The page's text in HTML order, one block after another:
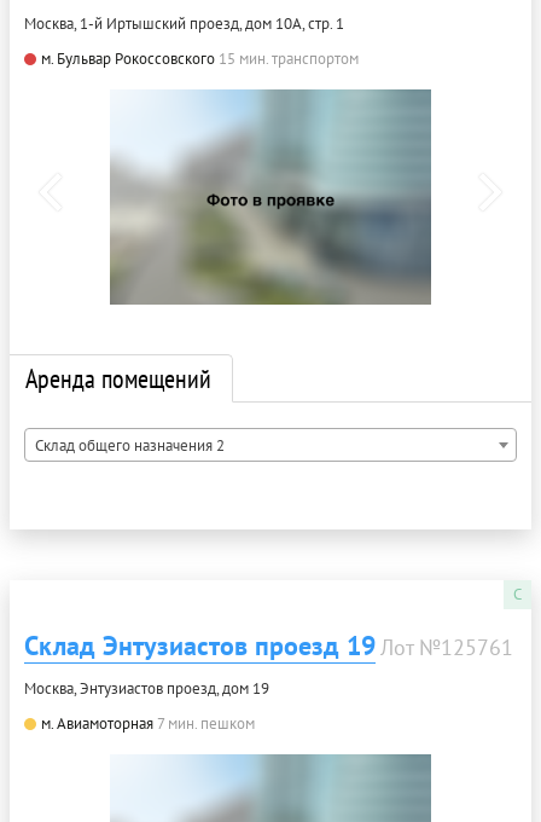
Москва, 1-й Иртышский проезд, дом 10А, стр. 1
м. Бульвар Рокоссовского 15 мин. транспортом
Аренда помещений
Склад общего назначения 2
C
Склад Энтузиастов проезд 19Лот №125761
Москва, Энтузиастов проезд, дом 19
м. Авиамоторная 7 мин. пешком